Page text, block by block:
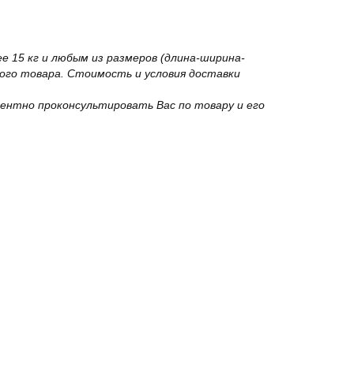
15 кг и любым из размеров (длина-ширина-
товара. Стоимость и условия доставки
проконсультировать Вас по товару и его